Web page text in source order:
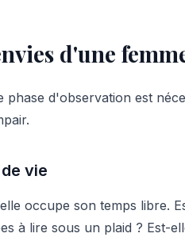
d'une
d'observation est
vie
occupe son temps libre.
à lire sous un plaid ? Est-